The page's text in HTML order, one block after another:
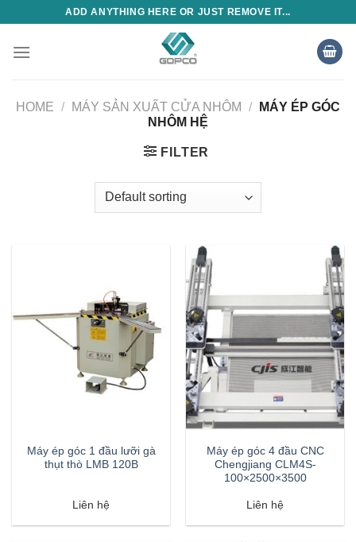
content
ADD ANYTHING HERE OR JUST REMOVE IT...
HOME / MÁY SẢN XUẤT CỬA NHÔM /
MÁY ÉP GÓC
NHÔM HỆ
FILTER
Máy ép góc 1 đầu lưỡi gà
thụt thò LMB 120B
Liên hệ
Máy ép góc 4 đầu CNC
Chengjiang CLM4S-
100×2500×3500
Liên hệ